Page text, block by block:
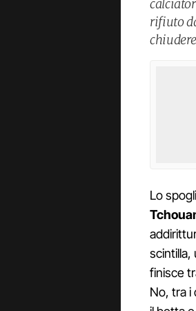
rifiuto
Lo
scintilla,
finisce
No, tra i